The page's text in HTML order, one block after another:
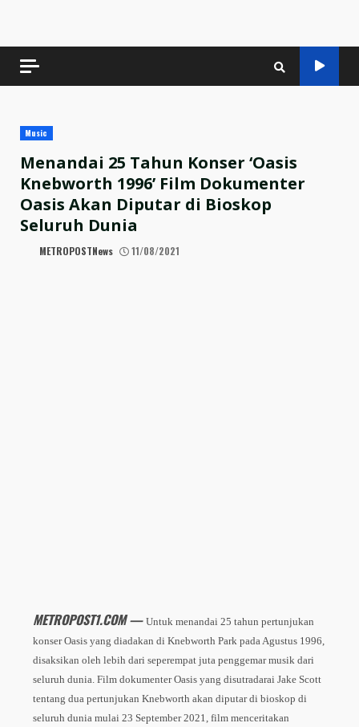
Music
Menandai 25 Tahun Konser ‘Oasis
Knebworth 1996’ Film Dokumenter
Oasis Akan Diputar di Bioskop
Seluruh Dunia
METROPOSTNews 11/08/2021
METROPOST1.COM — Untuk menandai 25 tahun pertunjukan
konser Oasis yang diadakan di Knebworth Park pada Agustus 1996,
disaksikan oleh lebih dari seperempat juta penggemar musik dari
seluruh dunia. Film dokumenter Oasis yang disutradarai Jake Scott
tentang dua pertunjukan Knebworth akan diputar di bioskop di
seluruh dunia mulai 23 September 2021, film menceritakan